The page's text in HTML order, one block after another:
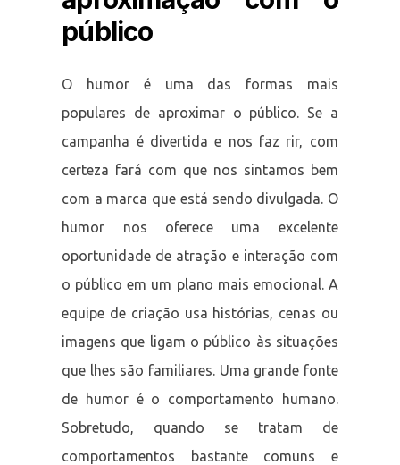
público
O humor é uma das formas mais
populares de aproximar o público. Se a
campanha é divertida e nos faz rir, com
certeza fará com que nos sintamos bem
com a marca que está sendo divulgada. O
humor nos oferece uma excelente
oportunidade de atração e interação com
o público em um plano mais emocional. A
equipe de criação usa histórias, cenas ou
imagens que ligam o público às situações
que lhes são familiares. Uma grande fonte
de humor é o comportamento humano.
Sobretudo, quando se tratam de
comportamentos bastante comuns e